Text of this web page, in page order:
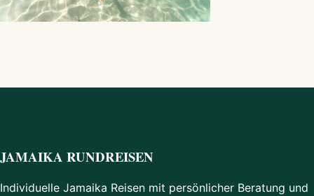
JAMAIKA RUNDREISEN
Individuelle Jamaika Reisen mit persönlicher Beratung und